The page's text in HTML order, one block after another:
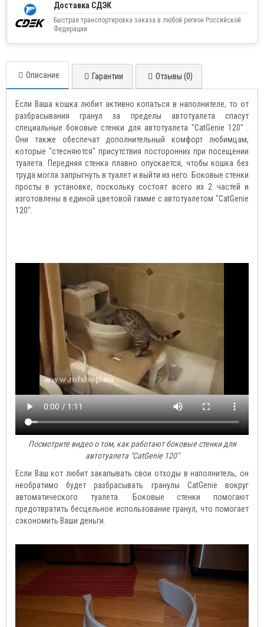
Доставка СДЭК
Быстрая транспортировка заказа в любой регион Российской
Федерации
Описание Гарантии Отзывы (0)
Если Ваша кошка любит активно копаться в наполнителе, то от
разбрасывания гранул за пределы автотуалета спасут
специальные боковые стенки для автотуалета "CatGenie 120" .
Они также обеспечат дополнительный комфорт любимцам,
которые "стесняются" присутствия посторонних при посещении
туалета. Передняя стенка плавно опускается, чтобы кошка без
труда могла запрыгнуть в туалет и выйти из него. Боковые стенки
просты в установке, поскольку состоят всего из 2 частей и
изготовлены в единой цветовой гамме с автотуалетом "CatGenie
120".
Посмотрите видео о том, как работают боковые стенки для
автотуалета "CatGenie 120"
Если Ваш кот любит закапывать свои отходы в наполнитель, он
необратимо будет разбрасывать гранулы CatGenie вокруг
автоматического туалета. Боковые стенки помогают
предотвратить бесцельное использование гранул, что помогает
сэкономить Ваши деньги.